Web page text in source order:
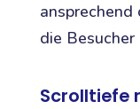
die Besucher
Scrolltiefe